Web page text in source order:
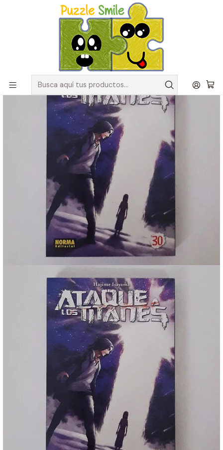
Envíos GRATIS para pedidos sobre $50.000 en Regiones de la
Otros Artículos Mangas Ataque a los Titanes #30